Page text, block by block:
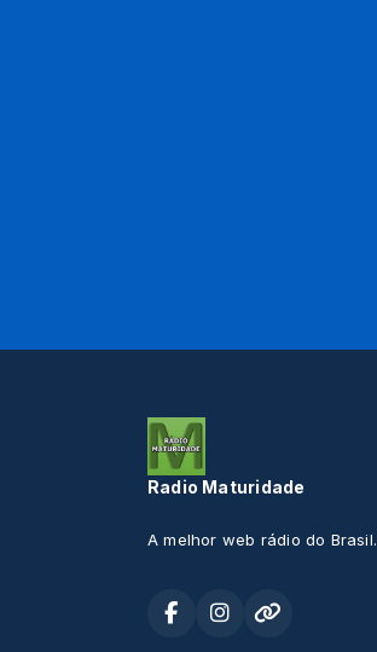
Radio Maturidade
A melhor web rádio do Brasil.